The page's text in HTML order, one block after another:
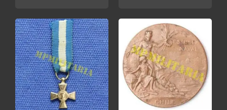
R$100,00.
é:
R$75,00.
era:
R$50,00.
atual
é:
R$45,00.